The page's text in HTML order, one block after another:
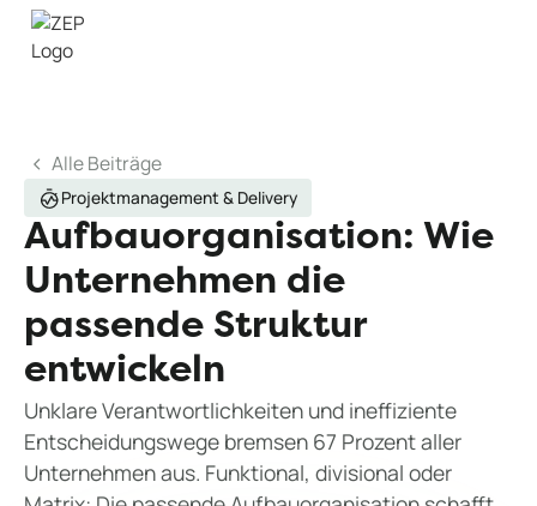
Alle Beiträge
Projektmanagement & Delivery
Aufbauorganisation: Wie
Unternehmen die
passende Struktur
entwickeln
Unklare Verantwortlichkeiten und ineffiziente
Entscheidungswege bremsen 67 Prozent aller
Unternehmen aus. Funktional, divisional oder